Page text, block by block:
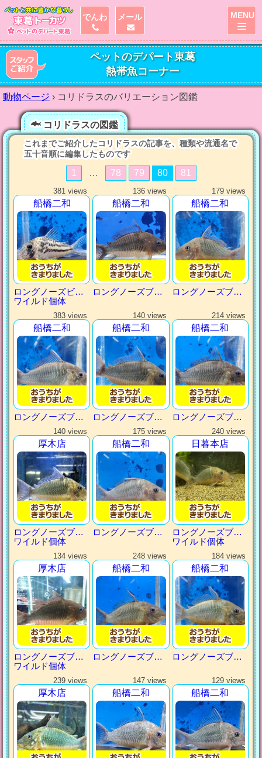
ペットのデパート東葛
熱帯魚コーナー
動物ページ › コリドラスのバリエーション図鑑
コリドラスの図鑑
これまでご紹介したコリドラスの記事を、種類や流通名で
五十音順に編集したものです
1 … 78 79 80 81
381 views
船橋二和
ロングノーズビファシアータス
ワイルド個体
136 views
船橋二和
ロングノーズブロキス
179 views
船橋二和
ロングノーズブロキス
383 views
船橋二和
ロングノーズブロキス
140 views
船橋二和
ロングノーズブロキス
214 views
船橋二和
ロングノーズブロキス
140 views
厚木店
ロングノーズブロキス
ワイルド個体
175 views
船橋二和
ロングノーズブロキス
240 views
日暮本店
ロングノーズブロキス
ワイルド個体
134 views
厚木店
ロングノーズブロキス
ワイルド個体
248 views
船橋二和
ロングノーズブロキス
184 views
船橋二和
ロングノーズブロキス
239 views
厚木店
147 views
船橋二和
129 views
船橋二和
でんわ メール MENU